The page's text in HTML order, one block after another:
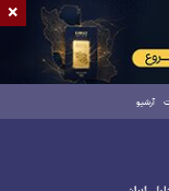
آرشیو
×